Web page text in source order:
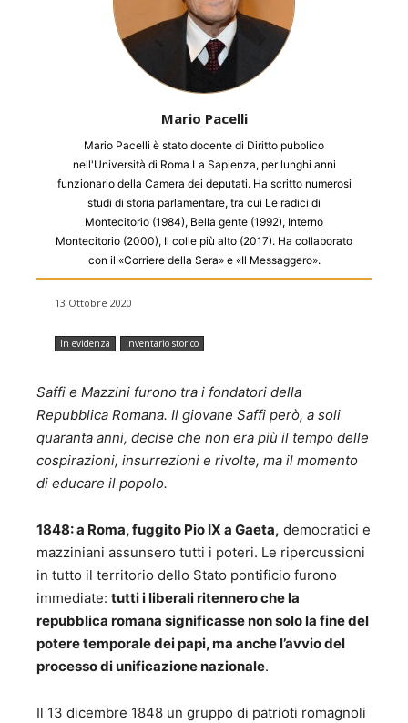
Mario Pacelli
Mario Pacelli è stato docente di Diritto pubblico
nell'Università di Roma La Sapienza, per lunghi anni
funzionario della Camera dei deputati. Ha scritto numerosi
studi di storia parlamentare, tra cui Le radici di
Montecitorio (1984), Bella gente (1992), Interno
Montecitorio (2000), Il colle più alto (2017). Ha collaborato
con il «Corriere della Sera» e «Il Messaggero».
13 Ottobre 2020
In evidenza Inventario storico
Saffi e Mazzini furono tra i fondatori della
Repubblica Romana. Il giovane Saffi però, a soli
quaranta anni, decise che non era più il tempo delle
cospirazioni, insurrezioni e rivolte, ma il momento
di educare il popolo.
1848: a Roma, fuggito Pio IX a Gaeta, democratici e
mazziniani assunsero tutti i poteri. Le ripercussioni
in tutto il territorio dello Stato pontificio furono
immediate: tutti i liberali ritennero che la
repubblica romana significasse non solo la fine del
potere temporale dei papi, ma anche l’avvio del
processo di unificazione nazionale.
Il 13 dicembre 1848 un gruppo di patrioti romagnoli